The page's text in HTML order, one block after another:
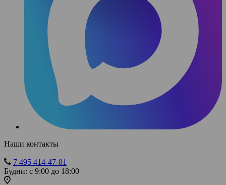
Наши контакты
7 495 414-47-01
Будни: с 9:00 до 18:00